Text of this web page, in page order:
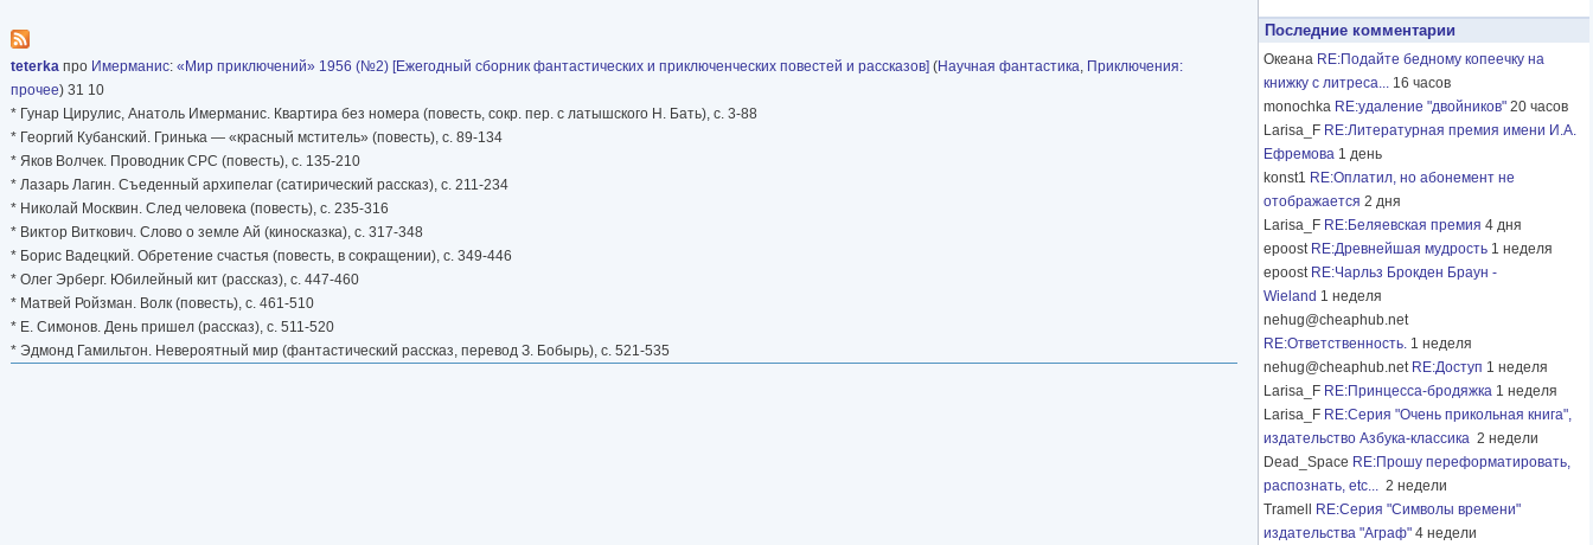
teterka про Имерманис: «Мир приключений» 1956 (№2) [Ежегодный сборник фантастических и приключенческих повестей и рассказов] (Научная фантастика, Приключения:
прочее) 31 10
* Гунар Цирулис, Анатоль Имерманис. Квартира без номера (повесть, сокр. пер. с латышского Н. Бать), с. 3-88
* Георгий Кубанский. Гринька — «красный мститель» (повесть), с. 89-134
* Яков Волчек. Проводник СРС (повесть), с. 135-210
* Лазарь Лагин. Съеденный архипелаг (сатирический рассказ), с. 211-234
* Николай Москвин. След человека (повесть), с. 235-316
* Виктор Виткович. Слово о земле Ай (киносказка), с. 317-348
* Борис Вадецкий. Обретение счастья (повесть, в сокращении), с. 349-446
* Олег Эрберг. Юбилейный кит (рассказ), с. 447-460
* Матвей Ройзман. Волк (повесть), с. 461-510
* Е. Симонов. День пришел (рассказ), с. 511-520
* Эдмонд Гамильтон. Невероятный мир (фантастический рассказ, перевод З. Бобырь), с. 521-535
Последние комментарии
Океана RE:Подайте бедному копеечку на
книжку с литреса... 16 часов
monochka RE:удаление "двойников" 20 часов
Larisa_F RE:Литературная премия имени И.А.
Ефремова 1 день
konst1 RE:Оплатил, но абонемент не
отображается 2 дня
Larisa_F RE:Беляевская премия 4 дня
epoost RE:Древнейшая мудрость 1 неделя
epoost RE:Чарльз Брокден Браун -
Wieland 1 неделя
nehug@cheaphub.net
RE:Ответственность. 1 неделя
nehug@cheaphub.net RE:Доступ 1 неделя
Larisa_F RE:Принцесса-бродяжка 1 неделя
Larisa_F RE:Серия "Очень прикольная книга",
издательство Азбука-классика 2 недели
Dead_Space RE:Прошу переформатировать,
распознать, etc... 2 недели
Tramell
RE:Серия "Символы времени"
издательства "Аграф" 4 недели